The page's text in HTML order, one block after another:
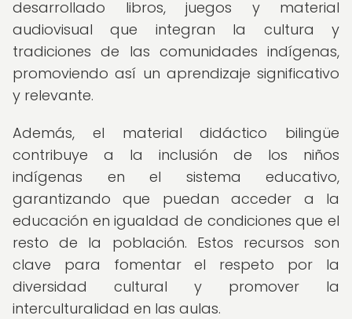
desarrollado libros, juegos y material
audiovisual que integran la cultura y
tradiciones de las comunidades indígenas,
promoviendo así un aprendizaje significativo
y relevante.
Además, el material didáctico bilingüe
contribuye a la inclusión de los niños
indígenas en el sistema educativo,
garantizando que puedan acceder a la
educación en igualdad de condiciones que el
resto de la población. Estos recursos son
clave para fomentar el respeto por la
diversidad cultural y promover la
interculturalidad en las aulas.